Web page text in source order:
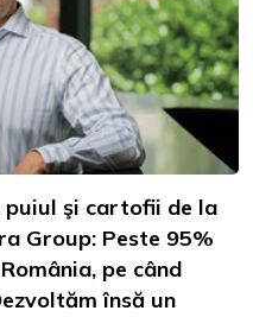
puiul şi cartofii de la
Group: Peste 95%
pe când
însă un